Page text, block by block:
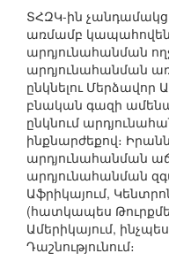
ՏՀԶԿ-ին
առմամբ կապահովեն
արդյունահանման
արդյունահանման
ընկնելու Մերձավոր
բնական գազի
ընկնում
ինքնարժեքով։
արդյունահանման
արդյունահանման
Աֆրիկայում,
(հատկապես
Ամերիկայում,
Դաշնությունում։